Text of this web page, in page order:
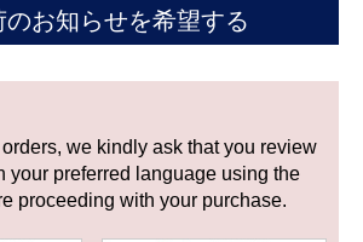
チューダー パネライ
商品の状態から探す
未使用品
のお知らせを希望する
we kindly ask that you review
your preferred language using the
proceeding with your purchase.